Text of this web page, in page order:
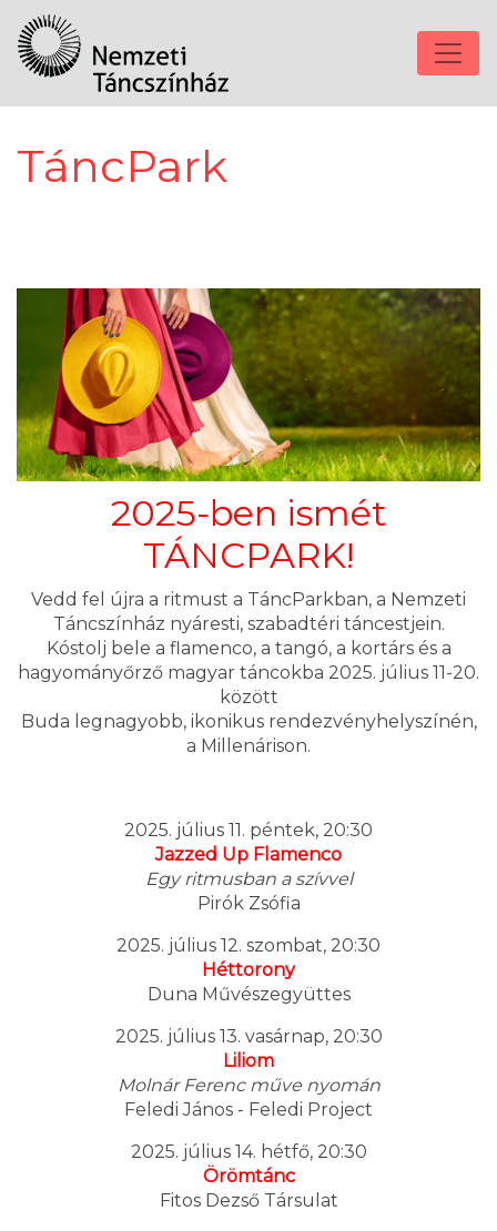
TáncPark
2025-ben ismét
TÁNCPARK!
Vedd fel újra a ritmust a TáncParkban, a Nemzeti
Táncszínház nyáresti, szabadtéri táncestjein.
Kóstolj bele a flamenco, a tangó, a kortárs és a
hagyományőrző magyar táncokba 2025. július 11-20.
között
Buda legnagyobb, ikonikus rendezvényhelyszínén,
a Millenárison.
2025. július 11. péntek, 20:30
Jazzed Up Flamenco
Egy ritmusban a szívvel
Pirók Zsófia
2025. július 12. szombat, 20:30
Héttorony
Duna Művészegyüttes
2025. július 13. vasárnap, 20:30
Liliom
Molnár Ferenc műve nyomán
Feledi János - Feledi Project
2025. július 14. hétfő, 20:30
Örömtánc
Fitos Dezső Társulat